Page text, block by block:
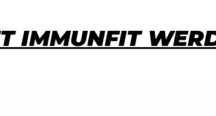
IMMUNFIT